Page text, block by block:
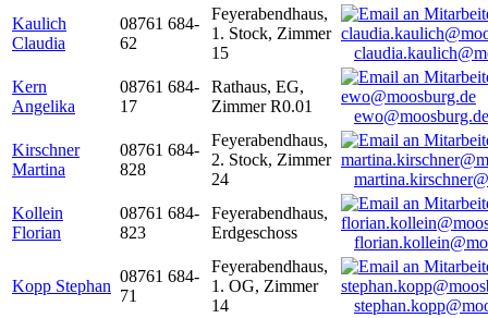
Kaulich
Claudia
08761 684-
62
Feyerabendhaus,
1. Stock, Zimmer
15
Kern
Angelika
08761 684-
17
Rathaus, EG,
Zimmer R0.01
ewo@moosburg.de
Kirschner
Martina
08761 684-
828
Feyerabendhaus,
2. Stock, Zimmer
24
Kollein
Florian
08761 684-
823
Feyerabendhaus,
Erdgeschoss
Kopp Stephan
08761 684-
71
Feyerabendhaus,
1. OG, Zimmer
14